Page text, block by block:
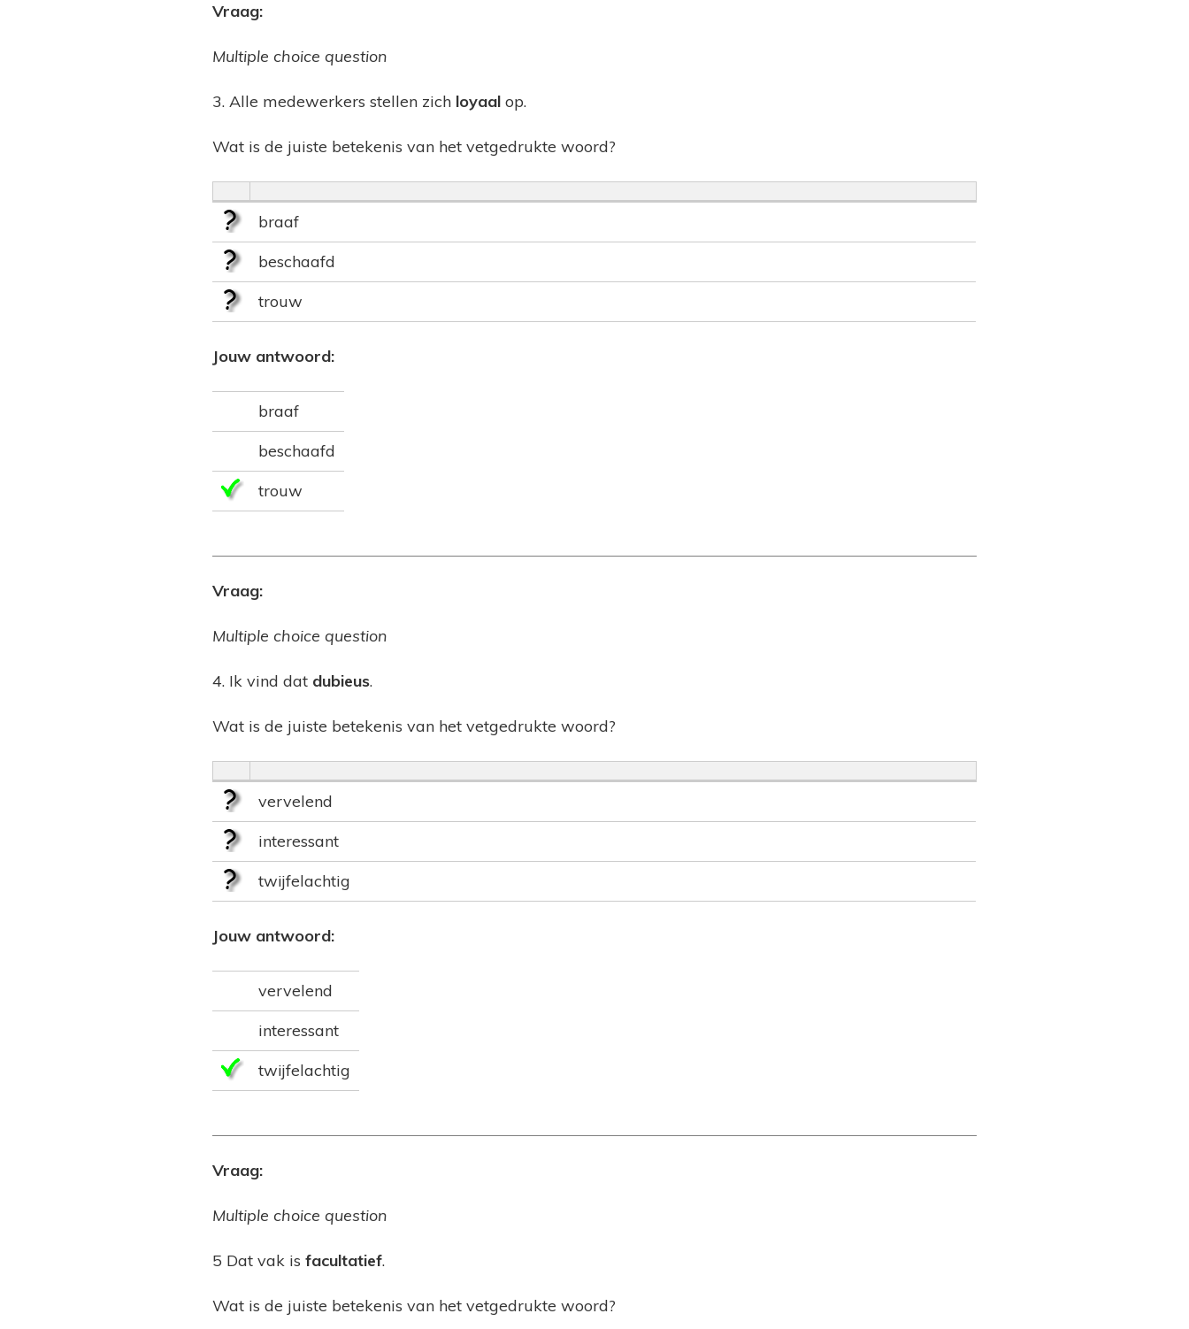
Vraag:
Multiple choice question
3. Alle medewerkers stellen zich loyaal op.
Wat is de juiste betekenis van het vetgedrukte woord?
braaf
beschaafd
trouw
Jouw antwoord:
braaf
beschaafd
trouw
Vraag:
Multiple choice question
4. Ik vind dat dubieus.
Wat is de juiste betekenis van het vetgedrukte woord?
vervelend
interessant
twijfelachtig
Jouw antwoord:
vervelend
interessant
twijfelachtig
Vraag:
Multiple choice question
5 Dat vak is facultatief.
Wat is de juiste betekenis van het vetgedrukte woord?